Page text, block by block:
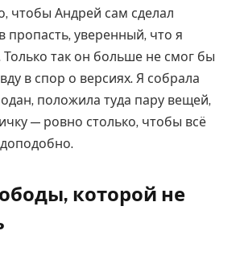
чтобы Андрей сам сделал
пропасть, уверенный, что я
так он больше не смог бы
в спор о версиях. Я собрала
положила туда пару вещей,
— ровно столько, чтобы всё
которой не